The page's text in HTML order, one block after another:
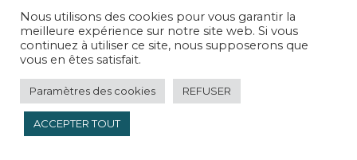
documents requis par la loi
, nécessaires à
l'exécution des obligations de votre société.
Informer le domiciliataire de tout litige éventuel
ou de tout procèsauquel vous êtes partie
concernant votre activité commerciale.
Informer le greffier du tribunal compétent, les
Nous utilisons des cookies pour vous garantir la
meilleure expérience sur notre site web. Si vous
continuez à utiliser ce site, nous supposerons que
vous en êtes satisfait.
Paramètres des cookies REFUSER
ACCEPTER TOUT